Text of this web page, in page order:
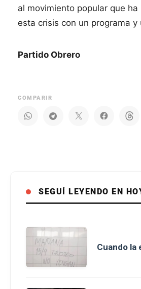
al movimiento popular que
esta crisis con un programa
Partido Obrero
COMPARIR
SEGUÍ LEYENDO EN
Cuando la